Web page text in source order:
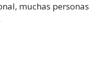
muchas personas